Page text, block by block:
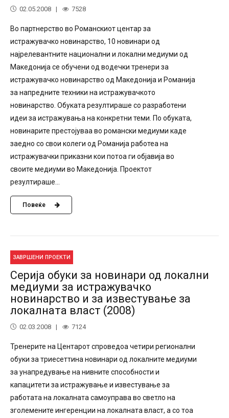
02.05.2008 7528
Во партнерство во Романскиот центар за
истражувачко новинарство, 10 новинари од
најрелевантните национални и локални медиуми од
Македонија се обучени од водечки тренери за
истражувачко новинарство од Македонија и Романија
за напредните техники на истражувачкото
новинарство. Обуката резултираше со разработени
идеи за истражувања на конкретни теми. По обуката,
новинарите престојуваа во романски медиуми каде
заедно со свои колеги од Романија работеа на
истражувачки приказни кои потоа ги објавија во
своите медиуми во Македонија. Проектот
резултираше...
Повеќе
ЗАВРШЕНИ ПРОЕКТИ
Серија обуки за новинари од локални
медиуми за истражувачко
новинарство и за известување за
локалната власт (2008)
02.03.2008 7124
Тренерите на Центарот спроведоа четири регионални
обуки за триесеттина новинари од локалните медиуми
за унапредување на нивните способности и
капацитети за истражување и известување за
работата на локалната самоуправа во светло на
зголемените ингеренции на локалната власт, а со тоа